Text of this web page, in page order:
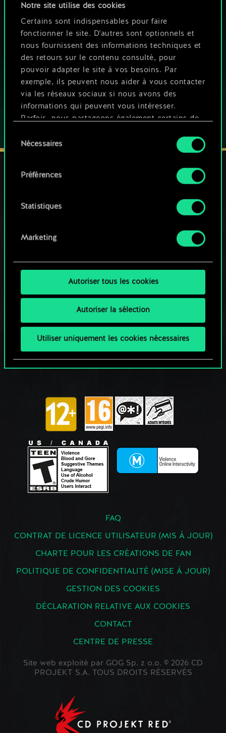
Notre site utilise des cookies
Certains sont indispensables pour faire
fonctionner le site. D'autres sont optionnels et
nous fournissent des informations techniques et
des retours sur le contenu consulté, pour
pouvoir adapter le site à vos besoins. Par
exemple, ils peuvent nous aider à vous contacter
via les réseaux sociaux si nous avons des
informations qui peuvent vous intéresser.
Parfois, nous partageons également certains de
ces cookies optionnels ne seront appliqués
Vous pouvez consulter tous les détails sur notre
préférences dans le menu "Paramètres" ci-
duNécessaires
Préférences
Statistiques
Marketing
Autoriser tous les cookies
Autoriser la sélection
Utiliser uniquement les cookies nécessaires
UNE PETITE PARTIE DE GWENT ?
JOUEZ GRATUITEMENT
SUR PC
Ce jeu propose des achats intégrés
JOUEZ AUSSI SUR :
RESTEZ CONNECTÉ(E)
FAQ
CONTRAT DE LICENCE UTILISATEUR (MIS À JOUR)
CHARTE POUR LES CRÉATIONS DE FAN
POLITIQUE DE CONFIDENTIALITÉ (MISE À JOUR)
GESTION DES COOKIES
DÉCLARATION RELATIVE AUX COOKIES
CONTACT
CENTRE DE PRESSE
Site web exploité par GOG Sp. z o.o. © 2026 CD
PROJEKT S.A. TOUS DROITS RÉSERVÉS